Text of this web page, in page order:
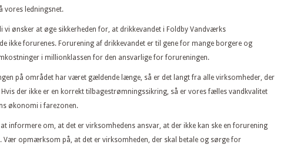
vores ledningsnet.
vi ønsker at øge sikkerheden for, at drikkevandet i Foldby Vandværks
ikke forurenes. Forurening af drikkevandet er til gene for mange borgere og
i millionklassen for den ansvarlige for forureningen.
på området har været gældende længe, så er det langt fra alle virksomheder, der
der ikke er en korrekt tilbagestrømningssikring, så er vores fælles vandkvalitet
økonomi i farezonen.
informere om, at det er virksomhedens ansvar, at der ikke kan ske en forurening
Vær opmærksom på, at det er virksomheden, der skal betale og sørge for